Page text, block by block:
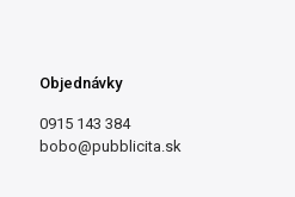
Objednávky
0915 143 384
bobo@pubblicita.sk